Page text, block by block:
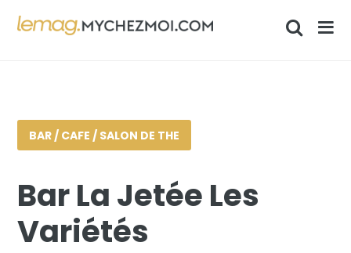
BAR / CAFE / SALON DE THE
Bar La Jetée Les
Variétés